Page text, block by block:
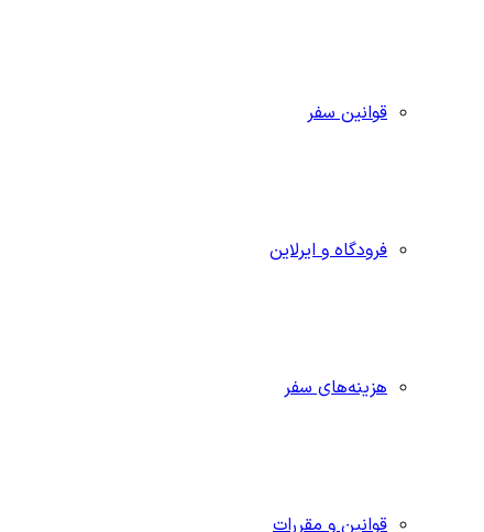
قوانین سفر
فرودگاه و ایرلاین
هزینه‌های سفر
قوانین و مقررات